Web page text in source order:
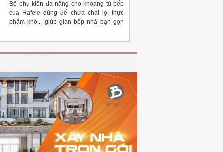
Bộ phụ kiện đa năng cho khoang tủ bếp
của Hafele dùng để chứa chai lọ, thực
phẩm khô... giúp gian bếp nhà bạn gọn